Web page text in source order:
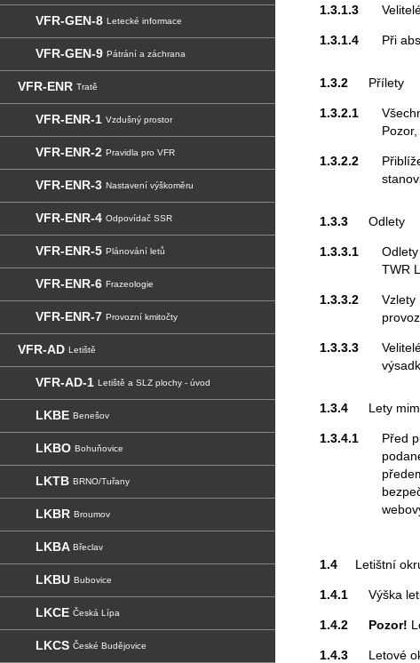
1.3.1.3
1.3.1.4 Při
1.3.2 Přílety
1.3.2.1
1.3.2.2
1.3.3 Odlety
1.3.3.1
TWR
1.3.3.2
1.3.3.3
1.3.4 Lety
1.3.4.1
Před
1.4 Letištní
1.4.1 Výška
1.4.2 Pozor!
1.4.3 Letové
VFR-GEN-8 Letecké informace
VFR-GEN-9 Pátrání a záchrana
VFR-ENR Tratě
VFR-ENR-1 Vzdušný prostor
VFR-ENR-2 Pravidla pro VFR
VFR-ENR-3 Nastavení výškoměru
VFR-ENR-4 Odpovídač SSR
VFR-ENR-5 Plánování letů
VFR-ENR-6 Frazeologie
VFR-ENR-7 Provozní kmitočty
VFR-AD Letiště
VFR-AD-1 Letiště a SLZ plochy - úvod
LKBE Benešov
LKBO Bohuňovice
LKTB BRNO/Tuřany
LKBR Broumov
LKBA Břeclav
LKBU Bubovice
LKCE Česká Lípa
LKCS České Budějovice